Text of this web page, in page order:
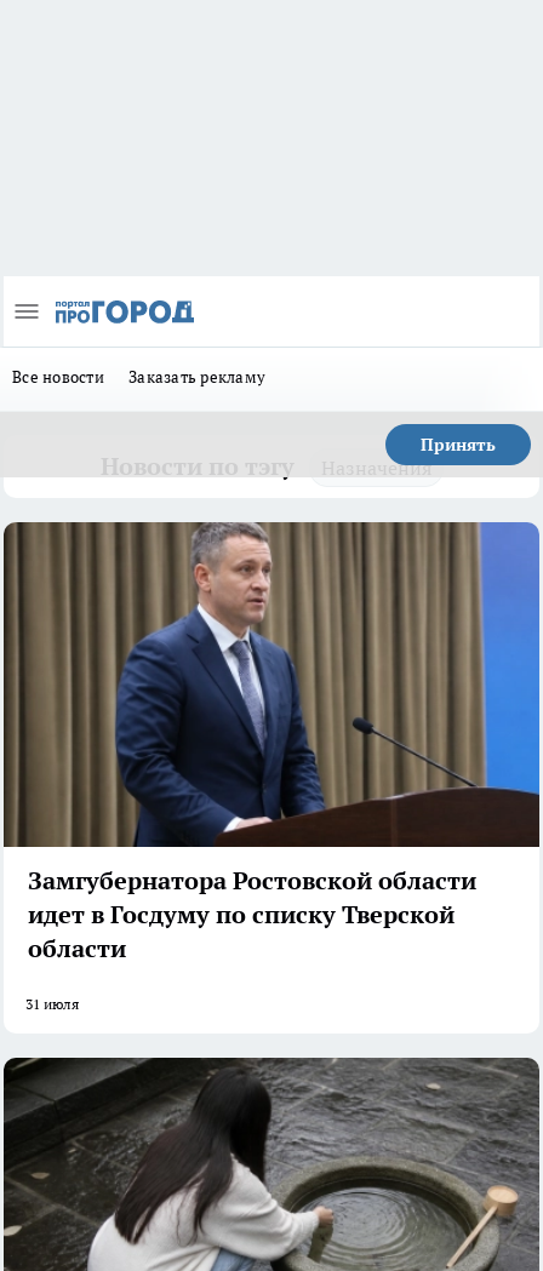
Все новости Заказать рекламу
Принять
Назначения
Замгубернатора Ростовской области
идет в Госдуму по списку Тверской
области
31 июля